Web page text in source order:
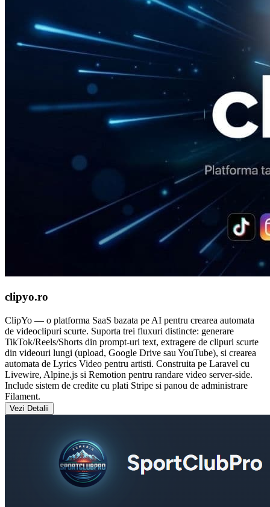
clipyo.ro
ClipYo — o platforma SaaS bazata pe AI pentru crearea automata
de videoclipuri scurte. Suporta trei fluxuri distincte: generare
TikTok/Reels/Shorts din prompt-uri text, extragere de clipuri scurte
din videouri lungi (upload, Google Drive sau YouTube), si crearea
automata de Lyrics Video pentru artisti. Construita pe Laravel cu
Livewire, Alpine.js si Remotion pentru randare video server-side.
Include sistem de credite cu plati Stripe si panou de administrare
Filament.
Vezi Detalii